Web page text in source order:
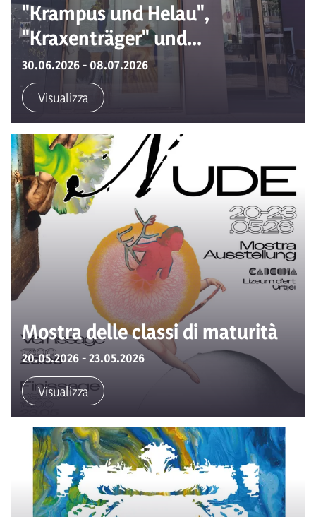
"Krampus und Helau",
"Kraxenträger" und
"Splitterfasernackt"
30.06.2026 - 08.07.2026
Visualizza
Mostra delle classi di maturità
20.05.2026 - 23.05.2026
Visualizza